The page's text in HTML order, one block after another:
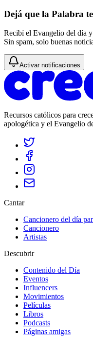
Dejá que la Palabra
Recibí el Evangelio del día
Sin spam, solo buenas
Activar notificaciones
Recursos católicos para
apologética y el Evangelio
Cantar
Cancionero del día
Cancionero
Artistas
Descubrir
Contenido del Día
Eventos
Influencers
Movimientos
Películas
Libros
Podcasts
Páginas amigas